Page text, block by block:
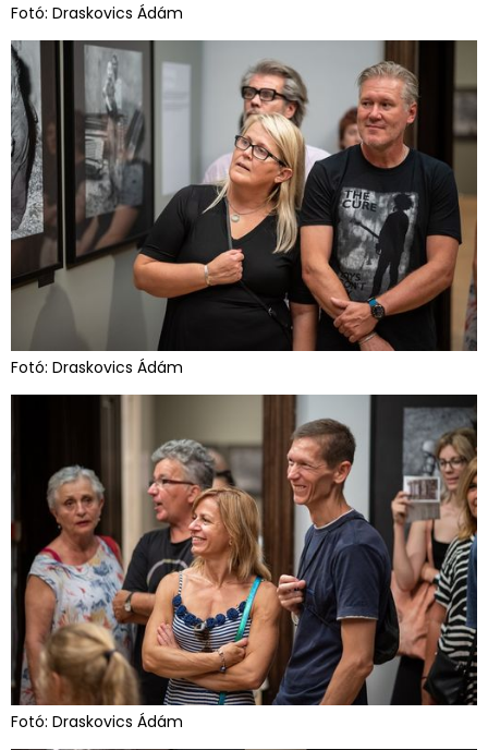
Fotó: Draskovics Ádám
Fotó: Draskovics Ádám
Fotó: Draskovics Ádám